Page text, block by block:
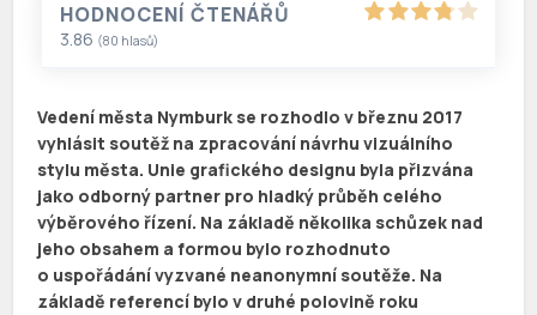
HODNOCENÍ ČTENÁŘŮ
3.86 (80 hlasů)
Vedení města Nymburk se rozhodlo v březnu 2017
vyhlásit soutěž na zpracování návrhu vizuálního
stylu města. Unie grafického designu byla přizvána
jako odborný partner pro hladký průběh celého
výběrového řízení. Na základě několika schůzek nad
jeho obsahem a formou bylo rozhodnuto
o uspořádání vyzvané neanonymní soutěže. Na
základě referencí bylo v druhé polovině roku